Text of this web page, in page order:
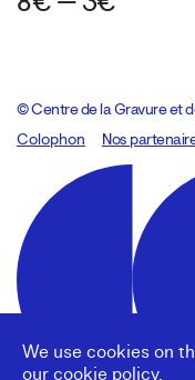
We use cookies on
our cookie policy.
© Centre de la Gravure et
Colophon
Design:Marcel Kaczmarek,
Nos